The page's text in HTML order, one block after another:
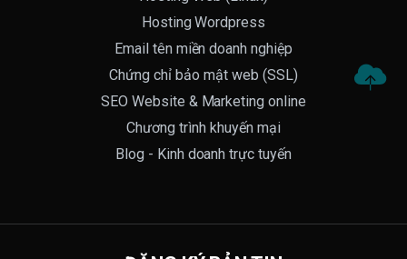
Hosting Wordpress
Email tên miền doanh nghiệp
Chứng chỉ bảo mật web (SSL)
SEO Website & Marketing online
Chương trình khuyến mại
Blog - Kinh doanh trực tuyến